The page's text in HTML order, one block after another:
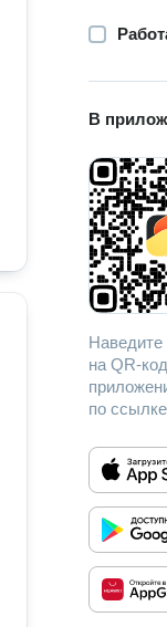
В
на QR-
по ссылке